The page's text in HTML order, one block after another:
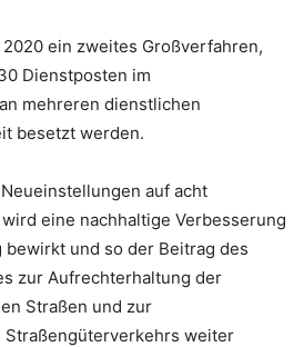
ein zweites Großverfahren,
Dienstposten im
mehreren dienstlichen
besetzt werden.
auf acht
eine nachhaltige Verbesserung
und so der Beitrag des
zur Aufrechterhaltung der
Straßen und zur
Straßengüterverkehrs weiter